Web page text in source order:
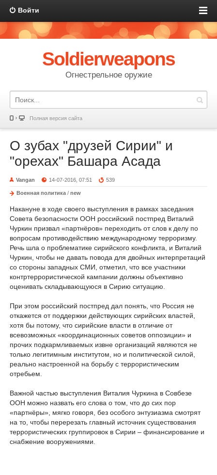
Войти
Soldierweapons
Огнестрельное оружие
Полная версия сайта
О зубах "друзей Сирии" и
"орехах" Башара Асада
Vangan 14-07-2016, 07:51 539
Военная политика / new
Накануне в ходе своего выступления в рамках заседания
Совета безопасности ООН российский постпред Виталий
Чуркин призвал «партнёров» переходить от слов к делу по
вопросам противодействию международному терроризму.
Речь шла о проблематике сирийского конфликта, и Виталий
Чуркин, чтобы не давать повода для двойных интерпретаций
со стороны западных СМИ, отметил, что все участники
контртеррористической кампании должны объективно
оценивать складывающуюся в Сирию ситуацию.
При этом российский постпред дал понять, что Россия не
откажется от поддержки действующих сирийских властей,
хотя бы потому, что сирийские власти в отличие от
всевозможных «координационных советов оппозиции» и
прочих подкармливаемых извне организаций являются не
только легитимным институтом, но и политической силой,
реально настроенной на борьбу с террористическим
отребьем.
Важной частью выступления Виталия Чуркина в Совбезе
ООН можно назвать его слова о том, что до сих пор
«партнёры», мягко говоря, без особого энтузиазма смотрят
на то, чтобы перерезать главный источник существования
террористических группировок в Сирии – финансирование и
снабжение вооружениями.